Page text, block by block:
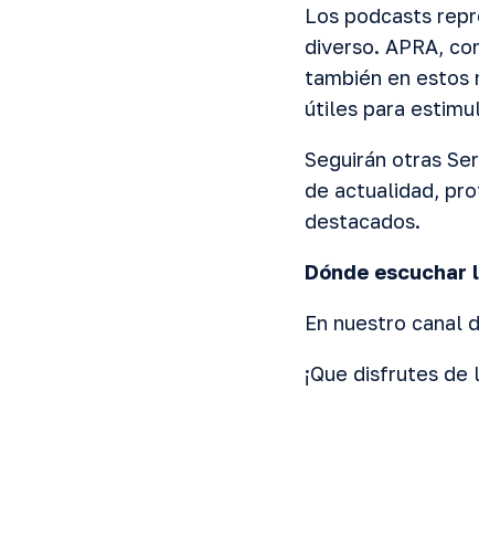
Los podcasts
diverso. APRA,
también en estos
útiles para
Seguirán otras
de actualidad,
destacados.
Dónde escuchar
En nuestro canal
¡Que disfrutes de